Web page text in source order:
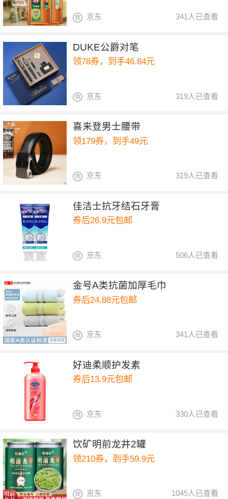
341人已查看
京东
DUKE公爵对笔
领78券，到手46.84元
319人已查看
京东
喜来登男士腰带
领179券，到手49元
319人已查看
京东
佳洁士抗牙结石牙膏
券后26.9元包邮
506人已查看
京东
金号A类抗菌加厚毛巾
券后24.88元包邮
341人已查看
京东
好迪柔顺护发素
券后13.9元包邮
330人已查看
京东
饮矿明前龙井2罐
领210券，到手59.9元
1045人已查看
京东